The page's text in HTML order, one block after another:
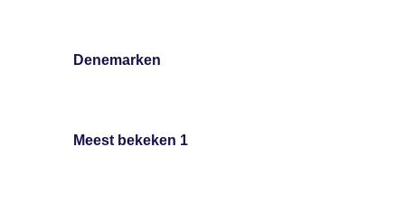
Denemarken
Meest bekeken 1